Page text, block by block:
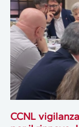
CCNL